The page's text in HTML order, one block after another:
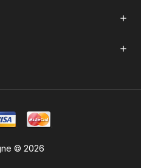


© 2026